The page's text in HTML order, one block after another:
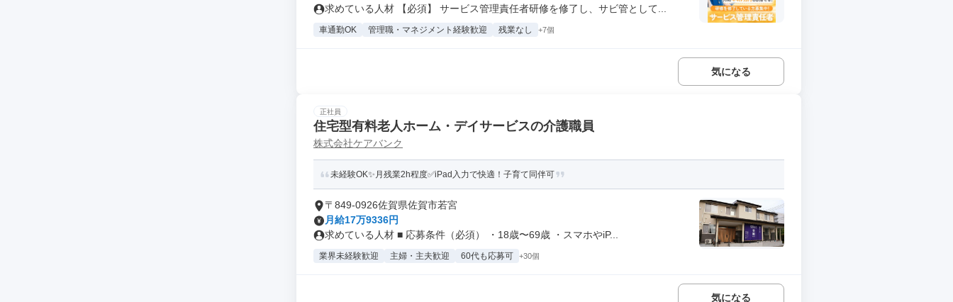
求めている人材 【必須】 サービス管理責任者研修を修了し、サビ管として...
車通勤OK 管理職・マネジメント経験歓迎 残業なし +7個
気になる
正社員
住宅型有料老人ホーム・デイサービスの介護職員
株式会社ケアバンク
未経験OK✨月残業2h程度✅iPad入力で快適！子育て同伴可
〒849-0926佐賀県佐賀市若宮
月給17万9336円
求めている人材 ■ 応募条件（必須） ・18歳〜69歳 ・スマホやiP...
業界未経験歓迎 主婦・主夫歓迎 60代も応募可 +30個
気になる